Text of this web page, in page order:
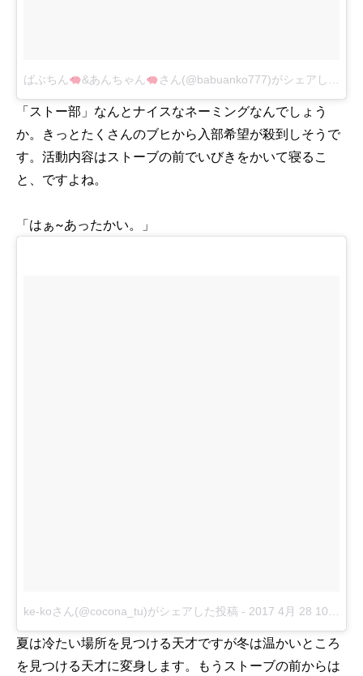
ばぶちん &あんちゃん さん(@babuanko777)がシェアした投稿
「ストー部」なんとナイスなネーミングなんでしょう
か。きっとたくさんのブヒから入部希望が殺到しそうで
す。活動内容はストーブの前でいびきをかいて寝るこ
と、ですよね。
「はぁ~あったかい。」
ke-koさん(@cocona_tu)がシェアした投稿 - 2017 4月 28 10:32午後 PDT
夏は冷たい場所を見つける天才ですが冬は温かいところ
を見つける天才に変身します。もうストーブの前からは